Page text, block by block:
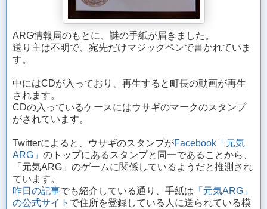
ARG情報局のもとに、謎の手紙が届きました。
送り主は不明で、宛先だけマジックペンで書かれていま
す。
中にはCDが入っており、再生すると町長の動画が再生
されます。
CDの入っているケースにはウサギのマークのスタンプ
がされています。
Twitterによると、ウサギのスタンプがFacebook「元気
ARG」 のトップにあるスタンプと同一であることから、
「元気ARG」のゲームに関係しているようだと推測され
ています。
昨日の記事でも紹介している通り、手紙は 「元気ARG」
の公式サイト で住所を登録している人に送られている模